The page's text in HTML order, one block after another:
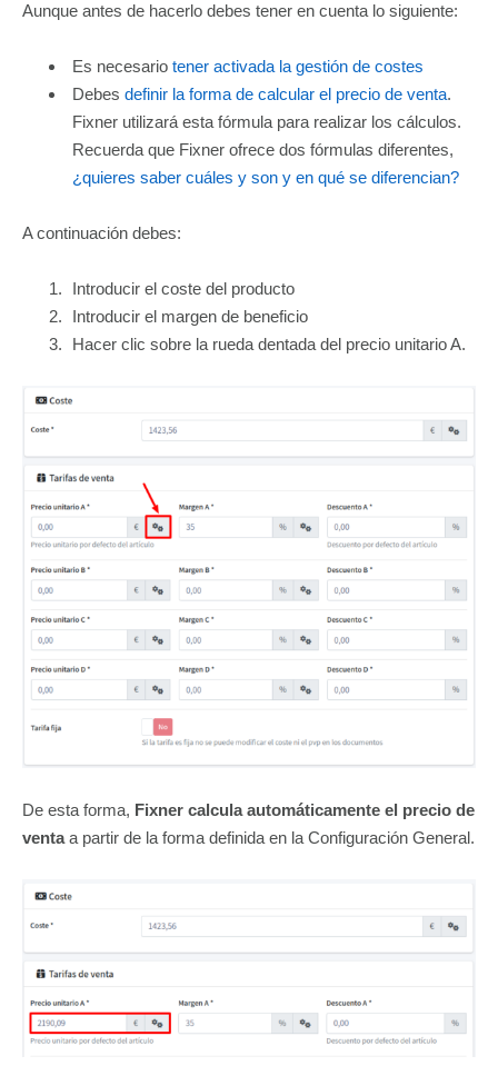
Aunque antes de hacerlo debes tener en cuenta lo siguiente:
Es necesario tener activada la gestión de costes
Debes definir la forma de calcular el precio de venta.
Fixner utilizará esta fórmula para realizar los cálculos.
Recuerda que Fixner ofrece dos fórmulas diferentes,
¿quieres saber cuáles y son y en qué se diferencian?
A continuación debes:
Introducir el coste del producto
Introducir el margen de beneficio
Hacer clic sobre la rueda dentada del precio unitario A.
De esta forma, Fixner calcula automáticamente el precio de
ventaa partir de la forma definida en la Configuración General.